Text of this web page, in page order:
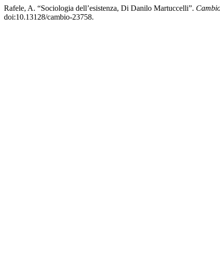
Rafele, A. “Sociologia dell’esistenza, Di Danilo Martuccelli”.
doi:10.13128/cambio-23758.